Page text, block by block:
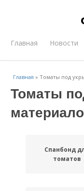
Главная Новости
Главная »Томаты под
Томаты
Спанбонд
томатов